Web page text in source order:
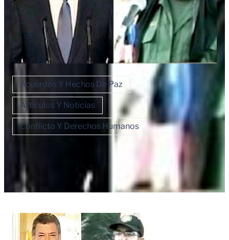
Acuerdos Y Hechos De Paz
Artículos Y Noticias
Conflicto Y Derechos Humanos